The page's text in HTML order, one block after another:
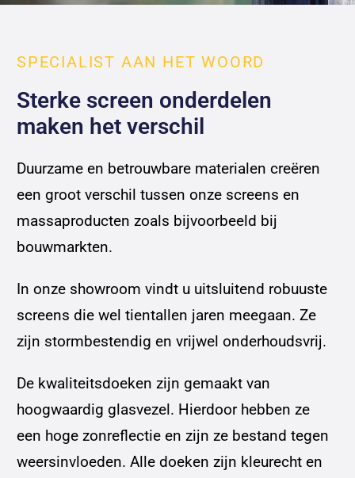
SPECIALIST AAN HET WOORD
Sterke screen onderdelen
maken het verschil
Duurzame en betrouwbare materialen creëren
een groot verschil tussen onze screens en
massaproducten zoals bijvoorbeeld bij
bouwmarkten.
In onze showroom vindt u uitsluitend robuuste
screens die wel tientallen jaren meegaan. Ze
zijn stormbestendig en vrijwel onderhoudsvrij.
De kwaliteitsdoeken zijn gemaakt van
hoogwaardig glasvezel. Hierdoor hebben ze
een hoge zonreflectie en zijn ze bestand tegen
weersinvloeden. Alle doeken zijn kleurecht en